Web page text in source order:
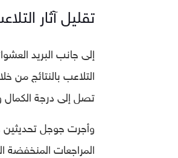
تقليل آثار
إلى جانب البريد
التلاعب بالنتائج من
تصل إلى درجة الكمال
المراجعات المنخفضة